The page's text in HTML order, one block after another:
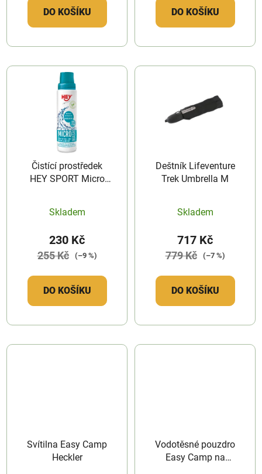
DO KOŠÍKU DO KOŠÍKU
Čistící prostředek
HEY SPORT Micro
Skladem
230 Kč
255 Kč (–9 %)
DO KOŠÍKU
Deštník Lifeventure
Trek Umbrella M
Skladem
717 Kč
779 Kč (–7 %)
DO KOŠÍKU
Svítilna Easy Camp
Heckler
Vodotěsné pouzdro
Easy Camp na